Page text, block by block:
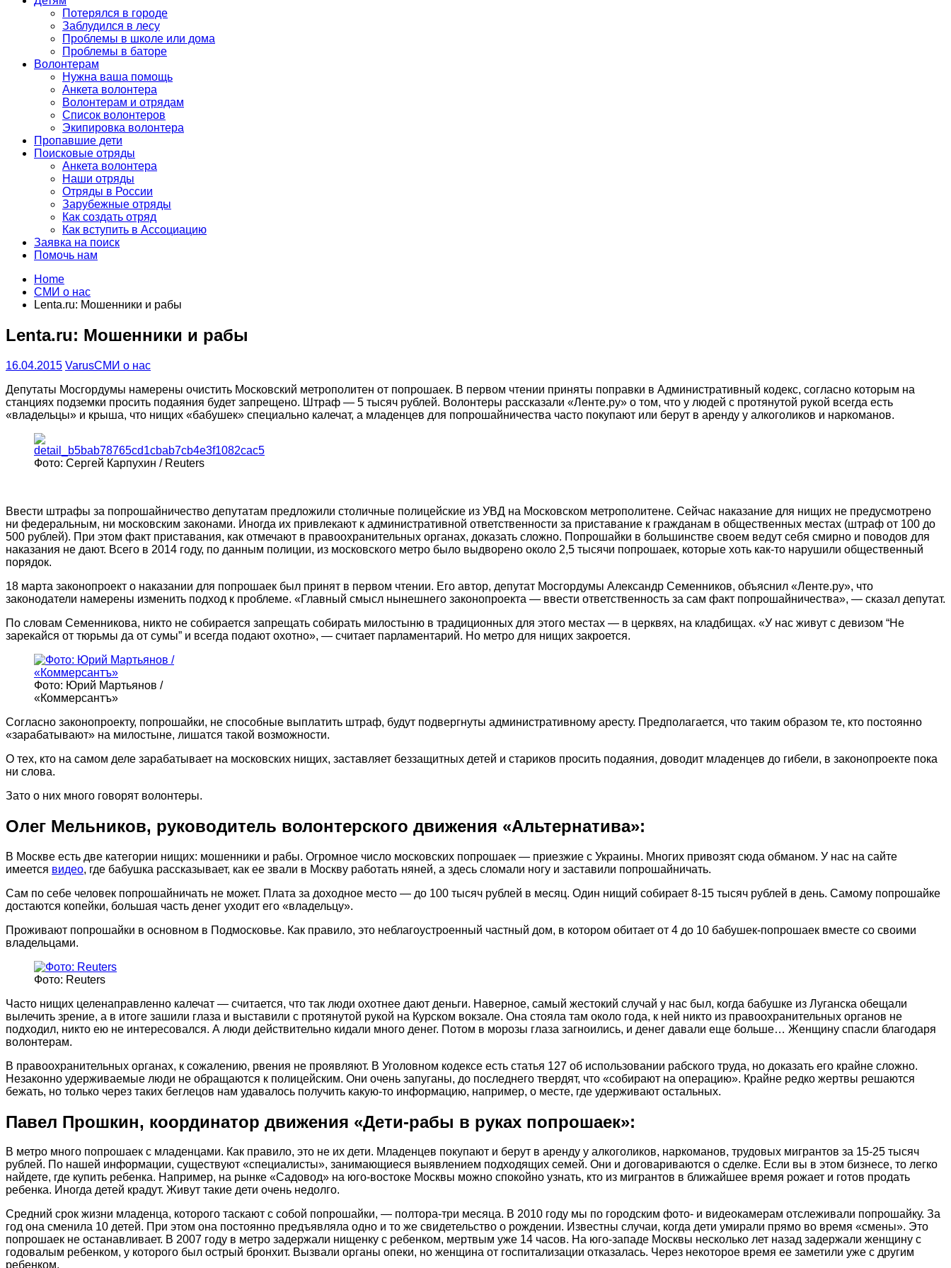
Потерялся в городе
Заблудился в лесу
Проблемы в школе или дома
Проблемы в баторе
Волонтерам
Нужна ваша помощь
Анкета волонтера
Волонтерам и отрядам
Список волонтеров
Экипировка волонтера
Пропавшие дети
Поисковые отряды
Анкета волонтера
Наши отряды
Отряды в России
Зарубежные отряды
Как создать отряд
Как вступить в Ассоциацию
Заявка на поиск
Помочь нам
Home
СМИ о нас
Lenta.ru: Мошенники и рабы
Lenta.ru: Мошенники и рабы
16.04.2015 VarusСМИ о нас
Депутаты Мосгордумы намерены очистить Московский метрополитен от попрошаек. В первом чтении приняты поправки в Административный кодекс, согласно которым на
станциях подземки просить подаяния будет запрещено. Штраф — 5 тысяч рублей. Волонтеры рассказали «Ленте.ру» о том, что у людей с протянутой рукой всегда есть
«владельцы» и крыша, что нищих «бабушек» специально калечат, а младенцев для попрошайничества часто покупают или берут в аренду у алкоголиков и наркоманов.
Фото: Сергей Карпухин / Reuters
Ввести штрафы за попрошайничество депутатам предложили столичные полицейские из УВД на Московском метрополитене. Сейчас наказание для нищих не предусмотрено
ни федеральным, ни московским законами. Иногда их привлекают к административной ответственности за приставание к гражданам в общественных местах (штраф от 100 до
500 рублей). При этом факт приставания, как отмечают в правоохранительных органах, доказать сложно. Попрошайки в большинстве своем ведут себя смирно и поводов для
наказания не дают. Всего в 2014 году, по данным полиции, из московского метро было выдворено около 2,5 тысячи попрошаек, которые хоть как-то нарушили общественный
порядок.
18 марта законопроект о наказании для попрошаек был принят в первом чтении. Его автор, депутат Мосгордумы Александр Семенников, объяснил «Ленте.ру», что
законодатели намерены изменить подход к проблеме. «Главный смысл нынешнего законопроекта — ввести ответственность за сам факт попрошайничества», — сказал депутат.
По словам Семенникова, никто не собирается запрещать собирать милостыню в традиционных для этого местах — в церквях, на кладбищах. «У нас живут с девизом “Не
зарекайся от тюрьмы да от сумы” и всегда подают охотно», — считает парламентарий. Но метро для нищих закроется.
Фото: Юрий Мартьянов /
«Коммерсантъ»
Согласно законопроекту, попрошайки, не способные выплатить штраф, будут подвергнуты административному аресту. Предполагается, что таким образом те, кто постоянно
«зарабатывают» на милостыне, лишатся такой возможности.
О тех, кто на самом деле зарабатывает на московских нищих, заставляет беззащитных детей и стариков просить подаяния, доводит младенцев до гибели, в законопроекте пока
ни слова.
Зато о них много говорят волонтеры.
Олег Мельников, руководитель волонтерского движения «Альтернатива»:
В Москве есть две категории нищих: мошенники и рабы. Огромное число московских попрошаек — приезжие с Украины. Многих привозят сюда обманом. У нас на сайте
имеется видео, где бабушка рассказывает, как ее звали в Москву работать няней, а здесь сломали ногу и заставили попрошайничать.
Сам по себе человек попрошайничать не может. Плата за доходное место — до 100 тысяч рублей в месяц. Один нищий собирает 8-15 тысяч рублей в день. Самому попрошайке
достаются копейки, большая часть денег уходит его «владельцу».
Проживают попрошайки в основном в Подмосковье. Как правило, это неблагоустроенный частный дом, в котором обитает от 4 до 10 бабушек-попрошаек вместе со своими
владельцами.
Фото: Reuters
Часто нищих целенаправленно калечат — считается, что так люди охотнее дают деньги. Наверное, самый жестокий случай у нас был, когда бабушке из Луганска обещали
вылечить зрение, а в итоге зашили глаза и выставили с протянутой рукой на Курском вокзале. Она стояла там около года, к ней никто из правоохранительных органов не
подходил, никто ею не интересовался. А люди действительно кидали много денег. Потом в морозы глаза загноились, и денег давали еще больше… Женщину спасли благодаря
волонтерам.
В правоохранительных органах, к сожалению, рвения не проявляют. В Уголовном кодексе есть статья 127 об использовании рабского труда, но доказать его крайне сложно.
Незаконно удерживаемые люди не обращаются к полицейским. Они очень запуганы, до последнего твердят, что «собирают на операцию». Крайне редко жертвы решаются
бежать, но только через таких беглецов нам удавалось получить какую-то информацию, например, о месте, где удерживают остальных.
Павел Прошкин, координатор движения «Дети-рабы в руках попрошаек»:
В метро много попрошаек с младенцами. Как правило, это не их дети. Младенцев покупают и берут в аренду у алкоголиков, наркоманов, трудовых мигрантов за 15-25 тысяч
рублей. По нашей информации, существуют «специалисты», занимающиеся выявлением подходящих семей. Они и договариваются о сделке. Если вы в этом бизнесе, то легко
найдете, где купить ребенка. Например, на рынке «Садовод» на юго-востоке Москвы можно спокойно узнать, кто из мигрантов в ближайшее время рожает и готов продать
ребенка. Иногда детей крадут. Живут такие дети очень недолго.
Средний срок жизни младенца, которого таскают с собой попрошайки, — полтора-три месяца. В 2010 году мы по городским фото- и видеокамерам отслеживали попрошайку. За
год она сменила 10 детей. При этом она постоянно предъявляла одно и то же свидетельство о рождении. Известны случаи, когда дети умирали прямо во время «смены». Это
попрошаек не останавливает. В 2007 году в метро задержали нищенку с ребенком, мертвым уже 14 часов. На юго-западе Москвы несколько лет назад задержали женщину с
годовалым ребенком, у которого был острый бронхит. Вызвали органы опеки, но женщина от госпитализации отказалась. Через некоторое время ее заметили уже с другим
ребенком.